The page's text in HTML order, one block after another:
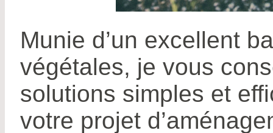
Munie d’un excellent
végétales, je vous
solutions simples et
votre projet